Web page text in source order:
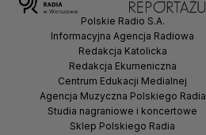
Polskie Radio S.A.
Informacyjna Agencja Radiowa
Redakcja Katolicka
Redakcja Ekumeniczna
Centrum Edukacji Medialnej
Agencja Muzyczna Polskiego Radia
Studia nagraniowe i koncertowe
Sklep Polskiego Radia